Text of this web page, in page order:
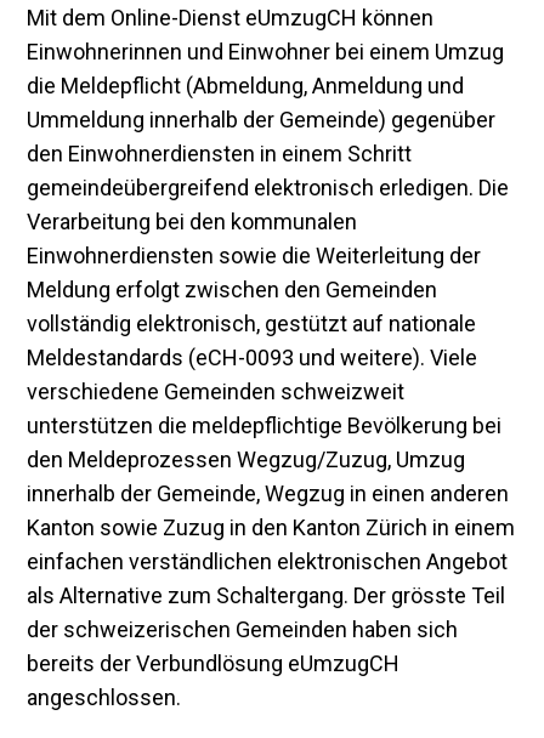
Mit dem Online-Dienst eUmzugCH können
Einwohnerinnen und Einwohner bei einem Umzug
die Meldepflicht (Abmeldung, Anmeldung und
Ummeldung innerhalb der Gemeinde) gegenüber
den Einwohnerdiensten in einem Schritt
gemeindeübergreifend elektronisch erledigen. Die
Verarbeitung bei den kommunalen
Einwohnerdiensten sowie die Weiterleitung der
Meldung erfolgt zwischen den Gemeinden
vollständig elektronisch, gestützt auf nationale
Meldestandards (eCH-0093 und weitere). Viele
verschiedene Gemeinden schweizweit
unterstützen die meldepflichtige Bevölkerung bei
den Meldeprozessen Wegzug/Zuzug, Umzug
innerhalb der Gemeinde, Wegzug in einen anderen
Kanton sowie Zuzug in den Kanton Zürich in einem
einfachen verständlichen elektronischen Angebot
als Alternative zum Schaltergang. Der grösste Teil
der schweizerischen Gemeinden haben sich
bereits der Verbundlösung eUmzugCH
angeschlossen.